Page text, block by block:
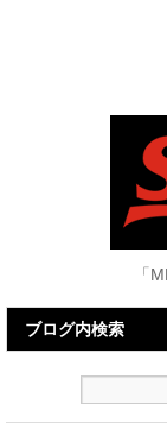
「
ブログ内検索